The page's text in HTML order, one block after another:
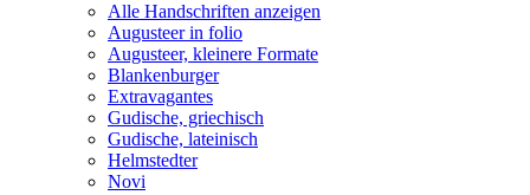
Alle Handschriften anzeigen
Augusteer in folio
Augusteer, kleinere Formate
Blankenburger
Extravagantes
Gudische, griechisch
Gudische, lateinisch
Helmstedter
Novi